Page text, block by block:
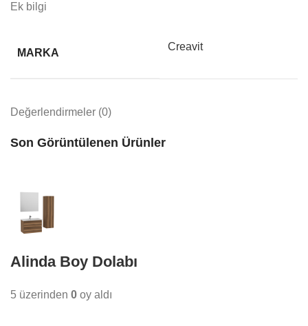
Ek bilgi
MARKA
Creavit
Değerlendirmeler (0)
Son Görüntülenen Ürünler
Alinda Boy Dolabı
5 üzerinden 0 oy aldı